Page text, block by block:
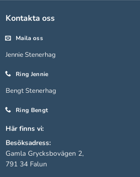
Kontakta oss
Maila oss
Jennie Stenerhag
Ring Jennie
Bengt Stenerhag
Ring Bengt
Här finns vi:
Besöksadress:
Gamla Grycksbovägen 2,
791 34 Falun
De behövs
hemsidan
taget ska
För att vi ska
förbättra
hemsidans
funktionalitet
och